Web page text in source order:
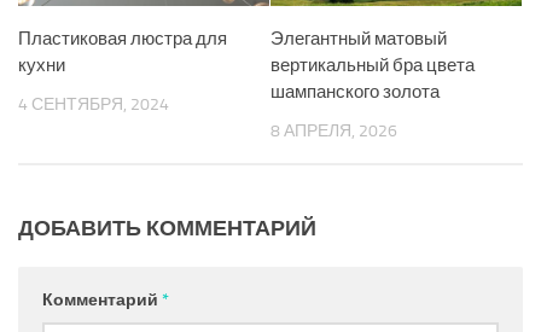
Пластиковая люстра для
кухни
4 СЕНТЯБРЯ, 2024
Элегантный матовый
вертикальный бра цвета
шампанского золота
8 АПРЕЛЯ, 2026
ДОБАВИТЬ КОММЕНТАРИЙ
Комментарий *